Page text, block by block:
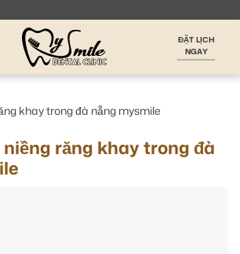
ĐẶT LỊCH
NGAY
khay trong đà nẵng mysmile
niềng răng khay trong đà